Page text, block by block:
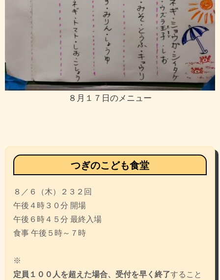
８月１７日のメニュー
ナ
ビ
ー
シ
ョ
つぎのこども食堂
８／６（木）２３２回
午後４時３０分 開場
午後６時４５分 最終入場
食事 午後５時～７時
※
定員１００人を超えた場合、受付を早く終了すること